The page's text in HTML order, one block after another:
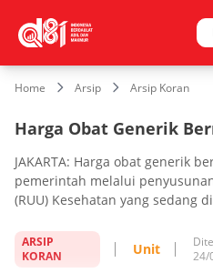
Home Arsip Arsip Koran
Harga Obat Generik
JAKARTA: Harga obat generik
pemerintah melalui
(RUU) Kesehatan yang sedang
ARSIP
KORAN
Unit
24/